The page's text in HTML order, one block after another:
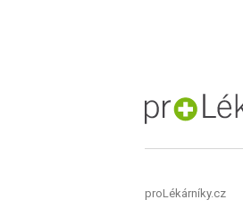
proLékaře.cz
proLékárníky.cz